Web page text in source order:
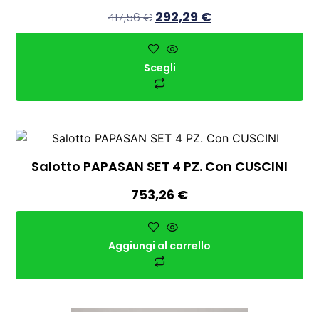
417,56€ 292,29 €
Scegli
Salotto PAPASAN SET 4 PZ. Con CUSCINI
753,26 €
Aggiungi al carrello